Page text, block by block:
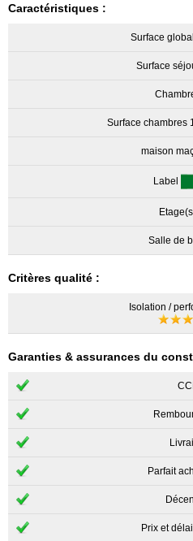
Caractéristiques :
Surface
Surface
Surface chambres
maison
Label
Salle de
Critères qualité :
Isolation /
Garanties & assurances du
Parfait
Prix et